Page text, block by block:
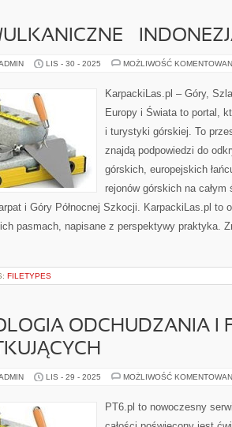
–
LIS - 30 - 2025 MOŻLIWOŚĆ
KarpackiLas.pl – Góry,
Europy i Świata to portal,
i turystyki górskiej. To
znajdą podpowiedzi do
górskich, europejskich
rejonów górskich na
i Góry Północnej Szkocji. KarpackiLas.pl to
pasmach, napisane z perspektywy praktyka.
FILETYPES
ODCHUDZANIA I
LIS - 29 - 2025 MOŻLIWOŚĆ
PT6.pl to nowoczesny